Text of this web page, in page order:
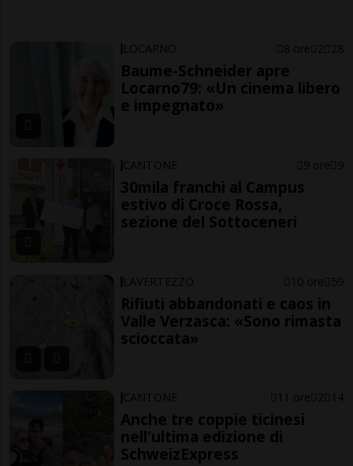
LOCARNO 8 ore 2 28
Baume-Schneider apre
Locarno79: «Un cinema libero
e impegnato»
CANTONE 9 ore 9
30mila franchi al Campus
estivo di Croce Rossa,
sezione del Sottoceneri
LAVERTEZZO 10 ore 59
Rifiuti abbandonati e caos in
Valle Verzasca: «Sono rimasta
scioccata»
CANTONE 11 ore 2 14
Anche tre coppie ticinesi
nell'ultima edizione di
SchweizExpress